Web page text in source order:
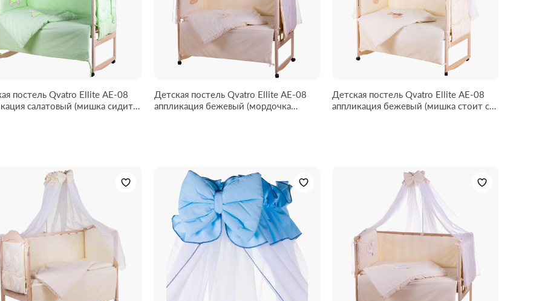
постель Qvatro Ellite AE-08
(мишка сидит с
Детская постель Qvatro Ellite AE-08
аппликация бежевый (мордочка
Детская постель Qvatro Ellite AE-08
аппликация бежевый (мишка стоит с